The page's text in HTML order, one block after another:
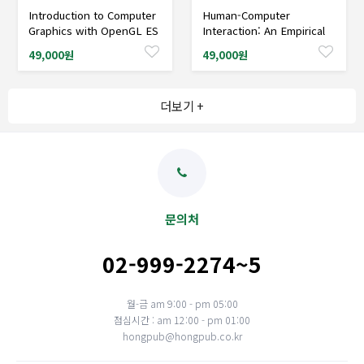
샘플도서신청
Introduction to Computer
Graphics with OpenGL ES
49,000원
샘플도서신청
Human-Computer
Interaction: An Empirical
49,000원
더보기 +
문의처
02-999-2274~5
월-금 am 9:00 - pm 05:00
점심시간 : am 12:00 - pm 01:00
hongpub@hongpub.co.kr